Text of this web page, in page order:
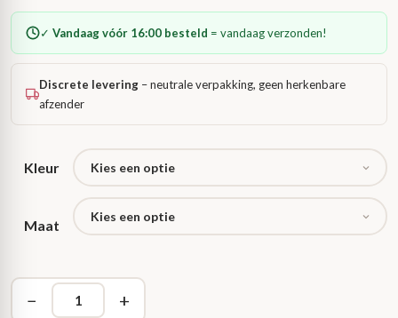
✓ Vandaag vóór 16:00 besteld = vandaag verzonden!
Discrete levering – neutrale verpakking, geen herkenbare
afzender
Kleur
Maat
− +